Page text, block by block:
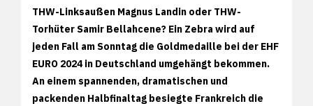
THW-Linksaußen Magnus Landin oder THW-
Torhüter Samir Bellahcene? Ein Zebra wird auf
jeden Fall am Sonntag die Goldmedaille bei der EHF
EURO 2024 in Deutschland umgehängt bekommen.
An einem spannenden, dramatischen und
packenden Halbfinaltag besiegte Frankreich die